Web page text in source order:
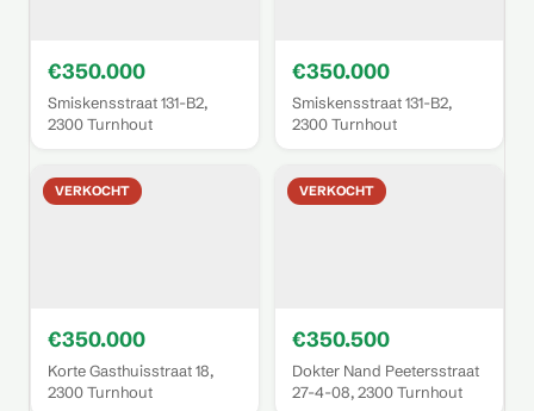
€350.000
Smiskensstraat 131-B2,
2300 Turnhout
€350.000
Smiskensstraat 131-B2,
2300 Turnhout
VERKOCHT
€350.000
Korte Gasthuisstraat 18,
2300 Turnhout
VERKOCHT
€350.500
Dokter Nand Peetersstraat
27-4-08, 2300 Turnhout